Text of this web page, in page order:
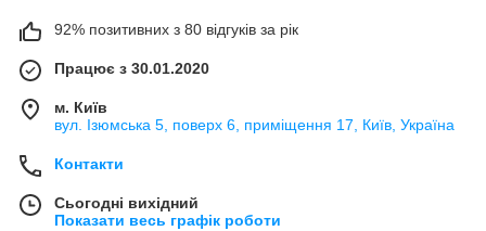
92% позитивних з 80 відгуків за рік
Працює з 30.01.2020
м. Київ
вул. Ізюмська 5, поверх 6, приміщення 17, Київ, Україна
Контакти
Сьогодні вихідний
Показати весь графік роботи